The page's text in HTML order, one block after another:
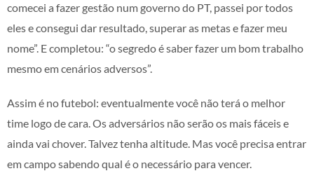
comecei a fazer gestão num governo do PT, passei por todos
eles e consegui dar resultado, superar as metas e fazer meu
nome”. E completou: “o segredo é saber fazer um bom trabalho
mesmo em cenários adversos”.
Assim é no futebol: eventualmente você não terá o melhor
time logo de cara. Os adversários não serão os mais fáceis e
ainda vai chover. Talvez tenha altitude. Mas você precisa entrar
em campo sabendo qual é o necessário para vencer.